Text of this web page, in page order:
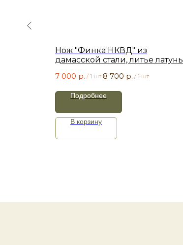
Нож "Финка НКВД" из
дамасской стали, литье латунь
7 000 р. / 1 шт 8 700 р. / 1 шт
Подробнее
В корзину